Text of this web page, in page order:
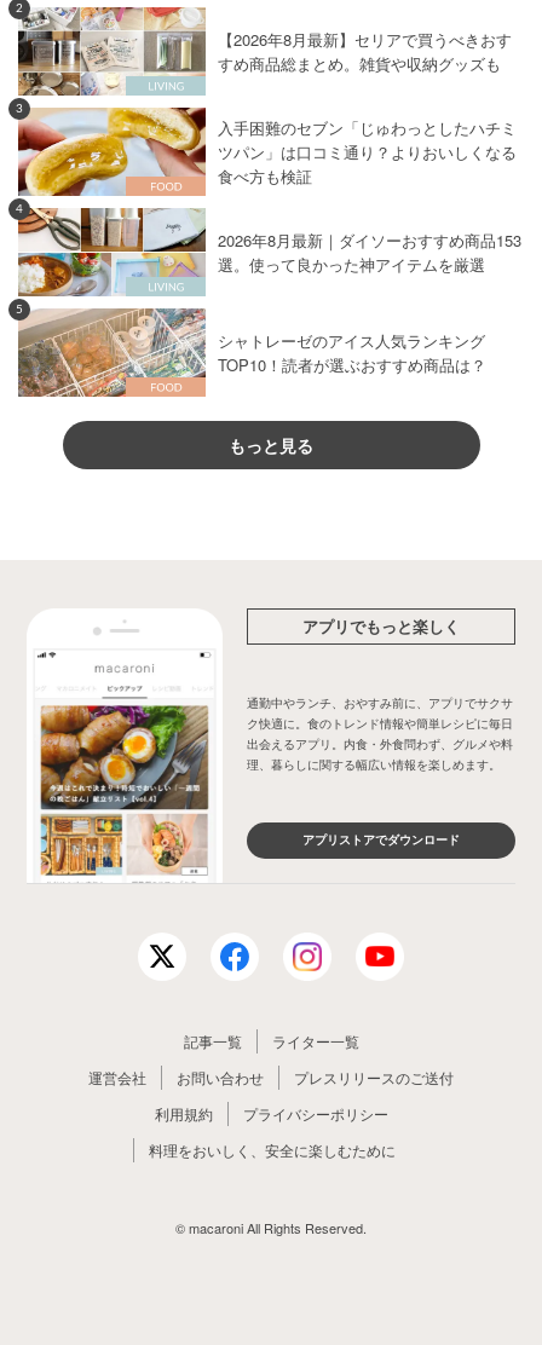
2
【2026年8月最新】セリアで買うべきおす
すめ商品総まとめ。雑貨や収納グッズも
3
入手困難のセブン「じゅわっとしたハチミ
ツパン」は口コミ通り？よりおいしくなる
食べ方も検証
4
2026年8月最新｜ダイソーおすすめ商品153
選。使って良かった神アイテムを厳選
5
シャトレーゼのアイス人気ランキング
TOP10！読者が選ぶおすすめ商品は？
もっと見る
アプリでもっと楽しく
通勤中やランチ、おやすみ前に、アプリでサクサ
ク快適に。食のトレンド情報や簡単レシピに毎日
出会えるアプリ。内食・外食問わず、グルメや料
理、暮らしに関する幅広い情報を楽しめます。
アプリストアでダウンロード
記事一覧
ライター一覧
運営会社
お問い合わせ
プレスリリースのご送付
利用規約
プライバシーポリシー
料理をおいしく、安全に楽しむために
© macaroni All Rights Reserved.